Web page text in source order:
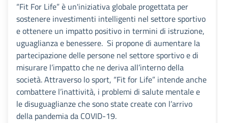
“Fit For Life” è un'iniziativa globale progettata per
sostenere investimenti intelligenti nel settore sportivo
e ottenere un impatto positivo in termini di istruzione,
uguaglianza e benessere. Si propone di aumentare la
partecipazione delle persone nel settore sportivo e di
misurare l’impatto che ne deriva all’interno della
società. Attraverso lo sport, “Fit for Life” intende anche
combattere l’inattività, i problemi di salute mentale e
le disuguaglianze che sono state create con l’arrivo
della pandemia da COVID-19.